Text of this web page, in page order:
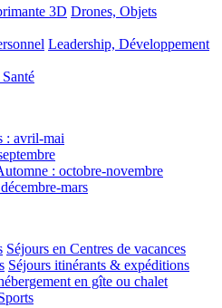
3D Drones, Objets
Leadership, Développement
: avril-mai
: octobre-novembre
mars
Séjours en Centres de vacances
Séjours itinérants & expéditions
en gîte ou chalet